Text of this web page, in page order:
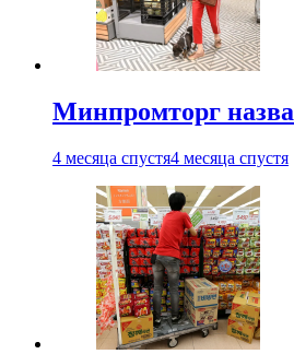
Минпромторг
4 месяца спустя4 месяца спустя